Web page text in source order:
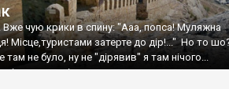
Вже чую крики в спину: "Ааа, попса! Муляжна
Місце,туристами затерте до дір!..." Но то
там не було, ну не "дірявив" я там нічого...
до цього літа.